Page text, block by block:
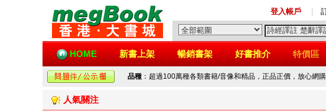
登入帳戶
HOME 新書上架 暢銷書架 好書推介 特價區
品種 ：超過100萬種各類書籍/音像和精品，正品正價，放心網
人氣關注